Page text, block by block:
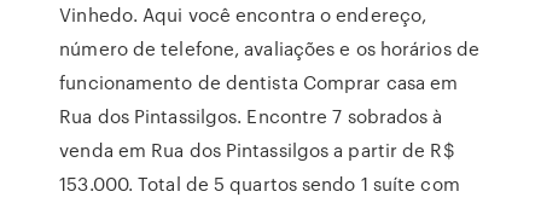
Vinhedo. Aqui você encontra o endereço,
número de telefone, avaliações e os horários de
funcionamento de dentista Comprar casa em
Rua dos Pintassilgos. Encontre 7 sobrados à
venda em Rua dos Pintassilgos a partir de R$
153.000. Total de 5 quartos sendo 1 suíte com